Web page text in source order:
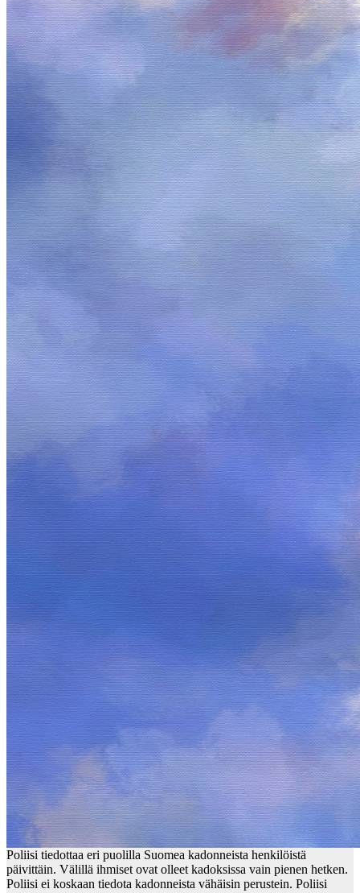
Poliisi tiedottaa eri puolilla Suomea kadonneista henkilöistä
päivittäin. Välillä ihmiset ovat olleet kadoksissa vain pienen hetken.
Poliisi ei koskaan tiedota kadonneista vähäisin perustein. Poliisi